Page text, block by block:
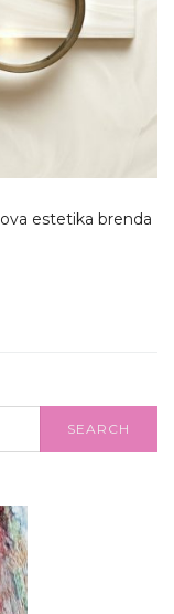
estetika brenda
SEARCH